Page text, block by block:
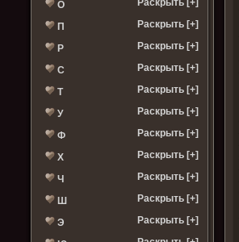
О
П Раскрыть [+]
Р Раскрыть [+]
С Раскрыть [+]
Т Раскрыть [+]
У Раскрыть [+]
Ф Раскрыть [+]
Х Раскрыть [+]
Ч Раскрыть [+]
Ш Раскрыть [+]
Э Раскрыть [+]